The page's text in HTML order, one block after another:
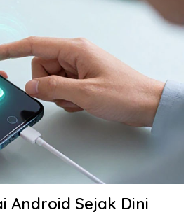
Android Sejak Dini